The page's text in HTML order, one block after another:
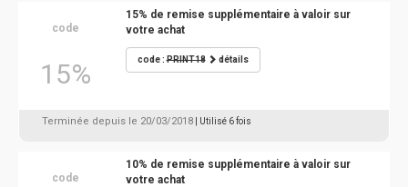
code
15%
15% de remise supplémentaire à valoir sur
votre achat
code :PRINT18 détails
Terminée depuis le 20/03/2018 | Utilisé 6 fois
code
10% de remise supplémentaire à valoir sur
votre achat